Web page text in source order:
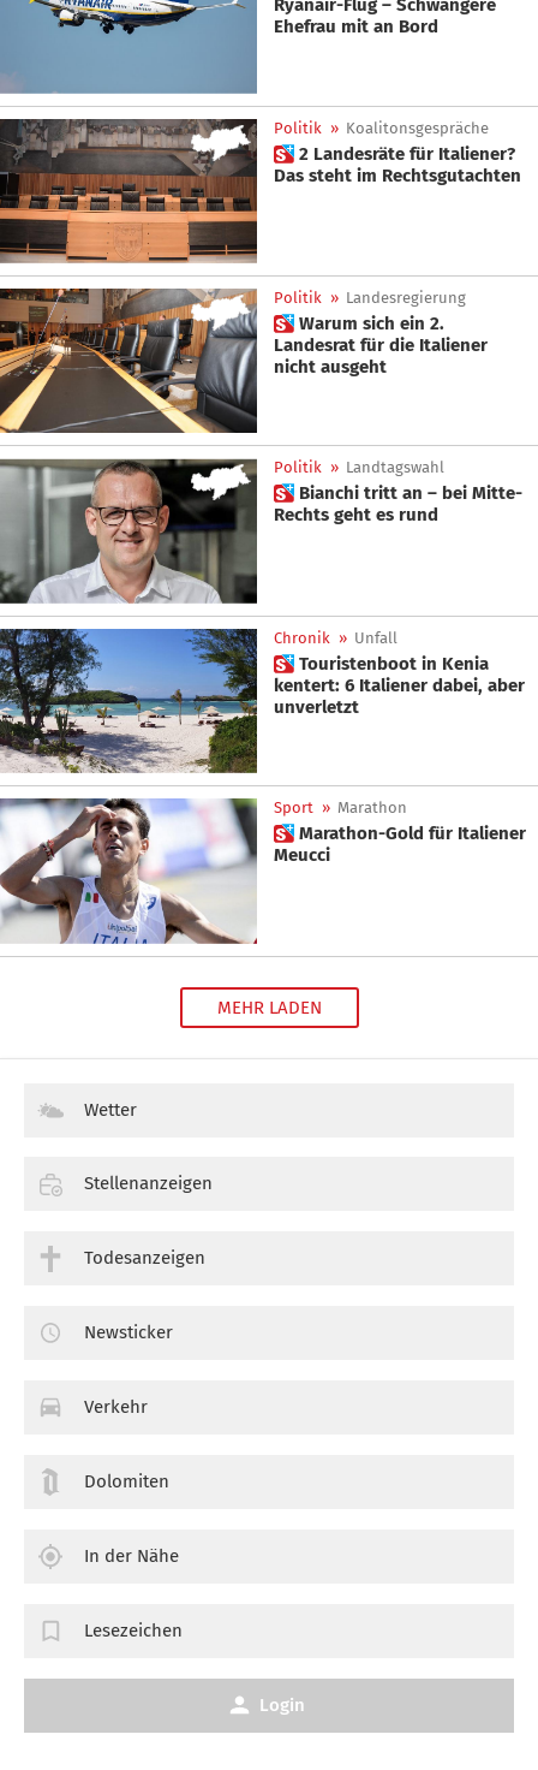
Ryanair-Flug – Schwangere
Ehefrau mit an Bord
Politik » Koalitonsgespräche
 2 Landesräte für Italiener?
Das steht im Rechtsgutachten
Politik » Landesregierung
 Warum sich ein 2.
Landesrat für die Italiener
nicht ausgeht
Politik » Landtagswahl
 Bianchi tritt an – bei Mitte-
Rechts geht es rund
Chronik » Unfall
 Touristenboot in Kenia
kentert: 6 Italiener dabei, aber
unverletzt
Sport » Marathon
 Marathon-Gold für Italiener
Meucci
MEHR LADEN
Wetter
Stellenanzeigen
Todesanzeigen
Newsticker
Verkehr
Dolomiten
In der Nähe
Lesezeichen
Login